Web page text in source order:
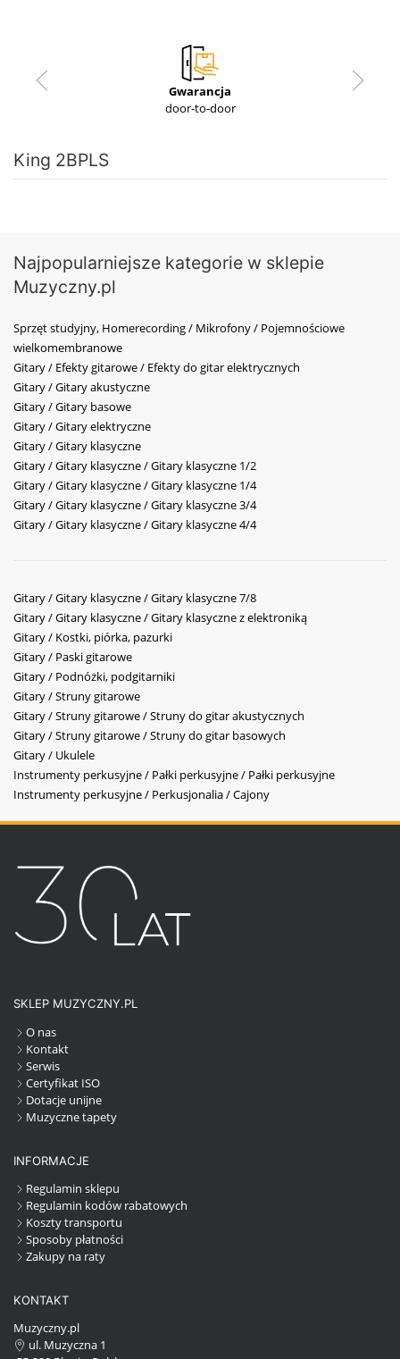
Gwarancja
door-to-door
King 2BPLS
Najpopularniejsze kategorie w sklepie
Muzyczny.pl
Sprzęt studyjny, Homerecording / Mikrofony / Pojemnościowe
wielkomembranowe
Gitary / Efekty gitarowe / Efekty do gitar elektrycznych
Gitary / Gitary akustyczne
Gitary / Gitary basowe
Gitary / Gitary elektryczne
Gitary / Gitary klasyczne
Gitary / Gitary klasyczne / Gitary klasyczne 1/2
Gitary / Gitary klasyczne / Gitary klasyczne 1/4
Gitary / Gitary klasyczne / Gitary klasyczne 3/4
Gitary / Gitary klasyczne / Gitary klasyczne 4/4
Gitary / Gitary klasyczne / Gitary klasyczne 7/8
Gitary / Gitary klasyczne / Gitary klasyczne z elektroniką
Gitary / Kostki, piórka, pazurki
Gitary / Paski gitarowe
Gitary / Podnóżki, podgitarniki
Gitary / Struny gitarowe
Gitary / Struny gitarowe / Struny do gitar akustycznych
Gitary / Struny gitarowe / Struny do gitar basowych
Gitary / Ukulele
Instrumenty perkusyjne / Pałki perkusyjne / Pałki perkusyjne
Instrumenty perkusyjne / Perkusjonalia / Cajony
SKLEP MUZYCZNY.PL
O nas
Kontakt
Serwis
Certyfikat ISO
Dotacje unijne
Muzyczne tapety
INFORMACJE
Regulamin sklepu
Regulamin kodów rabatowych
Koszty transportu
Sposoby płatności
Zakupy na raty
KONTAKT
Muzyczny.pl
ul. Muzyczna 1